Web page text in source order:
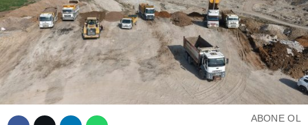
Facebook
Instagram
ABONE OL